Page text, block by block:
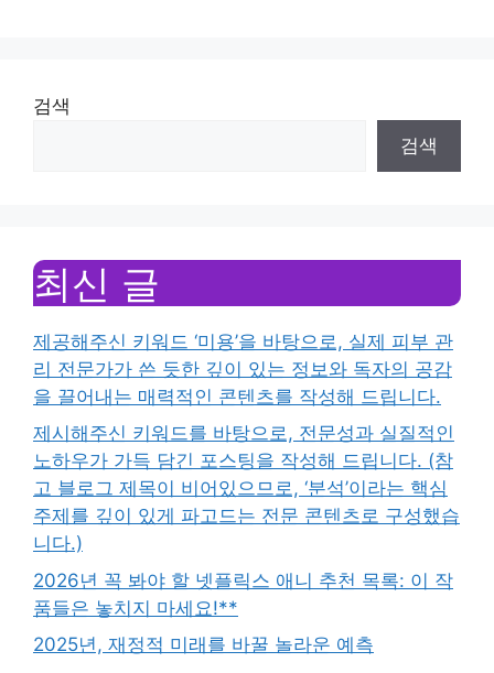
검색
검색
최신 글
제공해주신 키워드 ‘미용’을 바탕으로, 실제 피부 관
리 전문가가 쓴 듯한 깊이 있는 정보와 독자의 공감
을 끌어내는 매력적인 콘텐츠를 작성해 드립니다.
제시해주신 키워드를 바탕으로, 전문성과 실질적인
노하우가 가득 담긴 포스팅을 작성해 드립니다. (참
고 블로그 제목이 비어있으므로, ‘분석’이라는 핵심
주제를 깊이 있게 파고드는 전문 콘텐츠로 구성했습
니다.)
2026년 꼭 봐야 할 넷플릭스 애니 추천 목록: 이 작
품들은 놓치지 마세요!**
2025년, 재정적 미래를 바꿀 놀라운 예측